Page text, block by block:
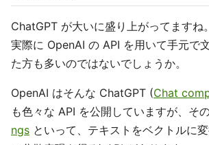
ChatGPT が大いに盛り上がってますね。
実際に OpenAI の API を用いて手元で
た方も多いのではないでしょうか。
OpenAI はそんな ChatGPT (Chat
も色々な API を公開していますが、そ
ngs といって、テキストをベクトルに